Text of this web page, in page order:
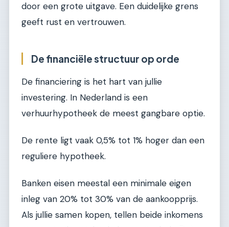
door een grote uitgave. Een duidelijke grens
geeft rust en vertrouwen.
De financiële structuur op orde
De financiering is het hart van jullie
investering. In Nederland is een
verhuurhypotheek de meest gangbare optie.
De rente ligt vaak 0,5% tot 1% hoger dan een
reguliere hypotheek.
Banken eisen meestal een minimale eigen
inleg van 20% tot 30% van de aankoopprijs.
Als jullie samen kopen, tellen beide inkomens